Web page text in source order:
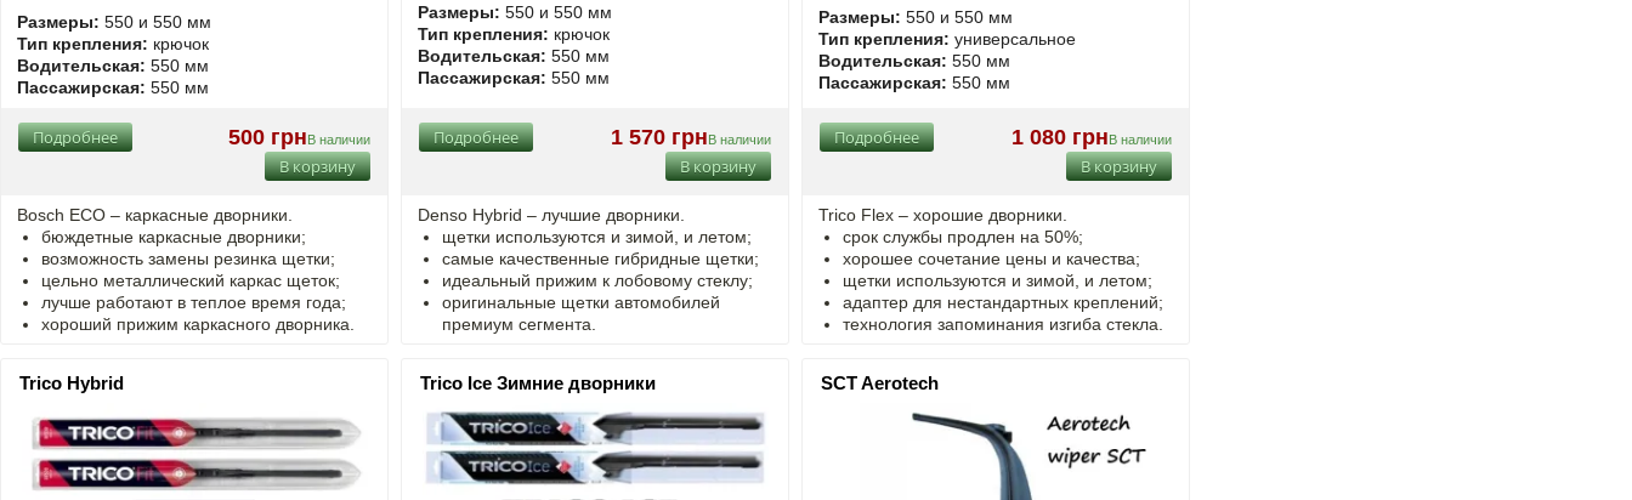
Размеры: 550 и 550 мм
Тип крепления: крючок
Водительская: 550 мм
Пассажирская: 550 мм
500 грнВ наличии
Подробнее
В корзину
Bosch ECO – каркасные дворники.
бюждетные каркасные дворники;
возможность замены резинка щетки;
цельно металлический каркас щеток;
лучше работают в теплое время года;
хороший прижим каркасного дворника.
Размеры: 550 и 550 мм
Тип крепления: крючок
Водительская: 550 мм
Пассажирская: 550 мм
1 570 грнВ наличии
Подробнее
В корзину
Denso Hybrid – лучшие дворники.
щетки используются и зимой, и летом;
самые качественные гибридные щетки;
идеальный прижим к лобовому стеклу;
оригинальные щетки автомобилей
премиум сегмента.
Размеры: 550 и 550 мм
Тип крепления: универсальное
Водительская: 550 мм
Пассажирская: 550 мм
1 080 грнВ наличии
Подробнее
В корзину
Trico Flex – хорошие дворники.
срок службы продлен на 50%;
хорошее сочетание цены и качества;
щетки используются и зимой, и летом;
адаптер для нестандартных креплений;
технология запоминания изгиба стекла.
Trico Hybrid Trico Ice Зимние дворники SCT Aerotech